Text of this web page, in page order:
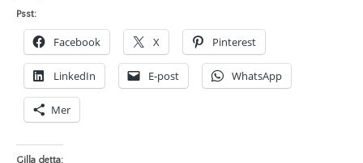
Psst:
Facebook X Pinterest
LinkedIn E-post WhatsApp
Mer
Gilla detta: